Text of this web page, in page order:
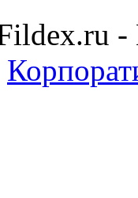
-